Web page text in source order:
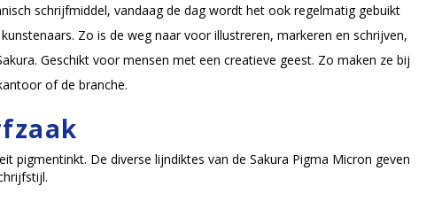
schrijfmiddel, vandaag de dag wordt het ook regelmatig gebuikt
Zo is de weg naar voor illustreren, markeren en schrijven,
Geschikt voor mensen met een creatieve geest. Zo maken ze bij
of de branche.
pigmentinkt. De diverse lijndiktes van de Sakura Pigma Micron geven